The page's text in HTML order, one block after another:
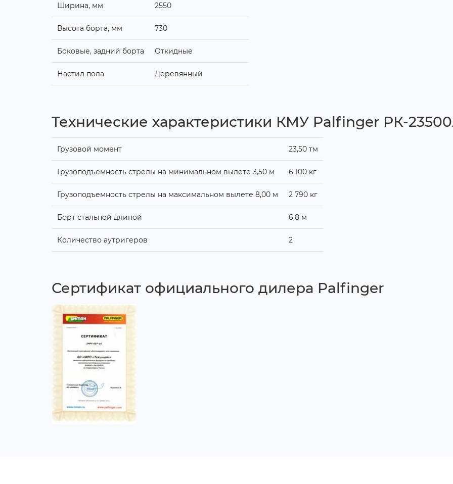
Ширина, мм 2550
Высота борта, мм 730
Боковые, задний борта Откидные
Настил пола Деревянный
Технические характеристики КМУ Palfinger РК-
Грузовой момент 23,50 тм
Грузоподъемность стрелы на минимальном вылете 3,50 м 6 100 кг
Грузоподъемность стрелы на максимальном вылете 8,00 м 2 790 кг
Борт стальной длиной 6,8 м
Количество аутригеров 2
Сертификат официального дилера Palfinger